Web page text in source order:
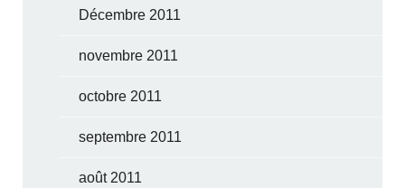
Décembre 2011
novembre 2011
octobre 2011
septembre 2011
août 2011